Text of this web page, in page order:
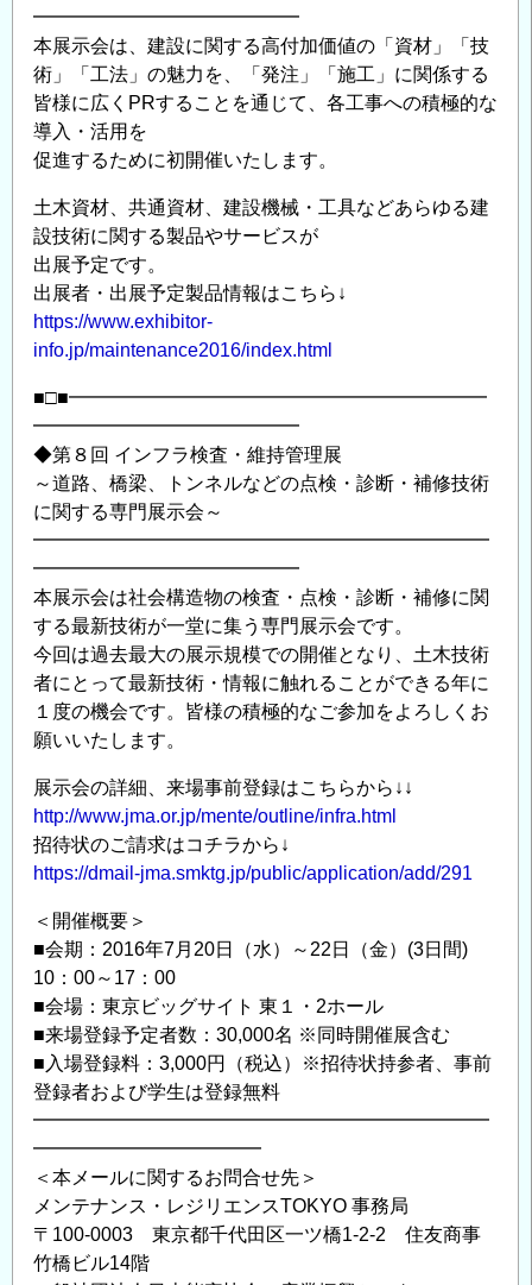
━━━━━━━━━━━━━━
本展示会は、建設に関する高付加価値の「資材」「技
術」「工法」の魅力を、「発注」「施工」に関係する
皆様に広くPRすることを通じて、各工事への積極的な
導入・活用を
促進するために初開催いたします。
土木資材、共通資材、建設機械・工具などあらゆる建
設技術に関する製品やサービスが
出展予定です。
出展者・出展予定製品情報はこちら↓
https://www.exhibitor-
info.jp/maintenance2016/index.html
■□■━━━━━━━━━━━━━━━━━━━━━━
━━━━━━━━━━━━━━
◆第８回 インフラ検査・維持管理展
～道路、橋梁、トンネルなどの点検・診断・補修技術
に関する専門展示会～
━━━━━━━━━━━━━━━━━━━━━━━━
━━━━━━━━━━━━━━
本展示会は社会構造物の検査・点検・診断・補修に関
する最新技術が一堂に集う専門展示会です。
今回は過去最大の展示規模での開催となり、土木技術
者にとって最新技術・情報に触れることができる年に
１度の機会です。皆様の積極的なご参加をよろしくお
願いいたします。
展示会の詳細、来場事前登録はこちらから↓↓
http://www.jma.or.jp/mente/outline/infra.html
招待状のご請求はコチラから↓
https://dmail-jma.smktg.jp/public/application/add/291
＜開催概要＞
■会期：2016年7月20日（水）～22日（金）(3日間)
10：00～17：00
■会場：東京ビッグサイト 東１・2ホール
■来場登録予定者数：30,000名 ※同時開催展含む
■入場登録料：3,000円（税込）※招待状持参者、事前
登録者および学生は登録無料
━━━━━━━━━━━━━━━━━━━━━━━━
━━━━━━━━━━━━
＜本メールに関するお問合せ先＞
メンテナンス・レジリエンスTOKYO 事務局
〒100-0003 東京都千代田区一ツ橋1-2-2 住友商事
竹橋ビル14階